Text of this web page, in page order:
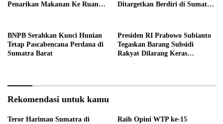
Penarikan Makanan Ke Ruang
Ditargetkan Berdiri di Sumatra
BNPB Serahkan Kunci Hunian
Tetap Pascabencana Perdana di
Sumatra Barat
Presiden RI Prabowo Subianto
Tegaskan Barang Subsidi
Rakyat Dilarang Keras
Rekomendasi untuk kamu
Teror Harimau Sumatra di
Raih Opini WTP ke-15